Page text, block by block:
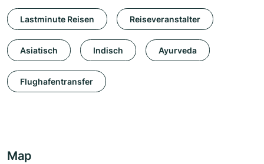
Lastminute Reisen Reiseveranstalter
Asiatisch Indisch Ayurveda
Flughafentransfer
Map